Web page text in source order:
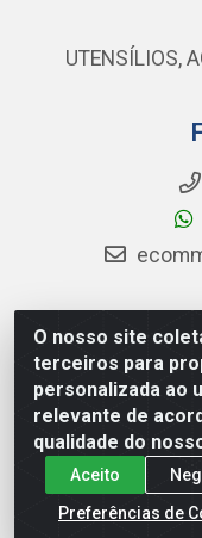
O nosso site
terceiros para
personalizada ao
relevante de
qualidade do
Aceito
Preferências de
UTENSÍLIOS,
Atacamax
101 - SUL, KM 79,60
Guararapes - PE,